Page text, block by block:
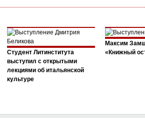
Студент Литинститута
выступил с открытыми
лекциями об итальянской
культуре
Максим
«Книжный